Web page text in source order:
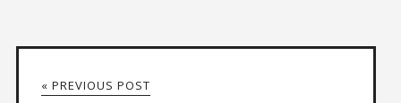
« PREVIOUS POST